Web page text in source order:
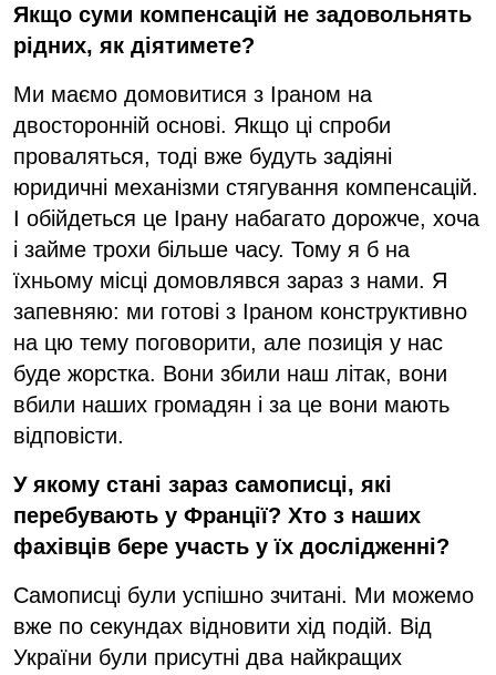
Якщо суми компенсацій не задовольнять
рідних, як діятимете?
Ми маємо домовитися з Іраном на
двосторонній основі. Якщо ці спроби
проваляться, тоді вже будуть задіяні
юридичні механізми стягування компенсацій.
І обійдеться це Ірану набагато дорожче, хоча
і займе трохи більше часу. Тому я б на
їхньому місці домовлявся зараз з нами. Я
запевняю: ми готові з Іраном конструктивно
на цю тему поговорити, але позиція у нас
буде жорстка. Вони збили наш літак, вони
вбили наших громадян і за це вони мають
відповісти.
У якому стані зараз самописці, які
перебувають у Франції? Хто з наших
фахівців бере участь у їх дослідженні?
Самописці були успішно зчитані. Ми можемо
вже по секундах відновити хід подій. Від
України були присутні два найкращих